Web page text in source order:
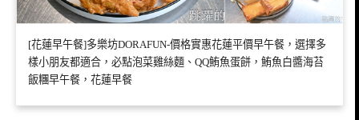
[花蓮早午餐]多樂坊DORAFUN-價格實惠花蓮平價早午餐，選擇多
樣小朋友都適合，必點泡菜雞絲麵、QQ鮪魚蛋餅，鮪魚白醬海苔
飯糰早午餐，花蓮早餐